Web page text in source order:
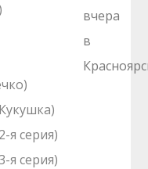
я серия)
я серия)